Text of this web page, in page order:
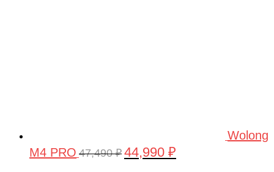
Wolong
M4 PRO 47,490₽ Первоначальная
44,990 ₽